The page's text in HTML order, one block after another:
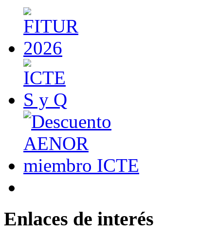
Enlaces de interés